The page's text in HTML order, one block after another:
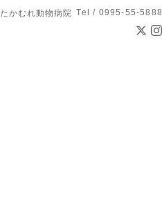
たかむれ動物病院 Tel / 0995-55-5888